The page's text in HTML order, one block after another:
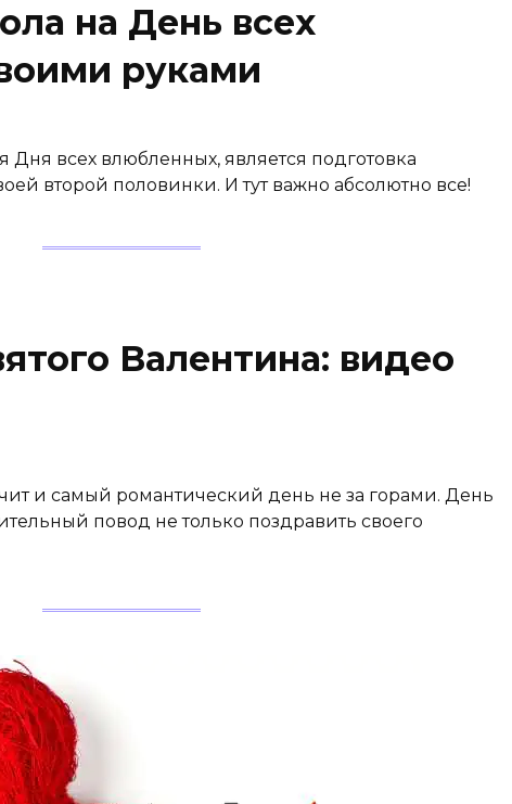
на День всех
руками
всех влюбленных, является подготовка
второй половинки. И тут важно абсолютно все!
Валентина: видео
и самый романтический день не за горами. День
повод не только поздравить своего